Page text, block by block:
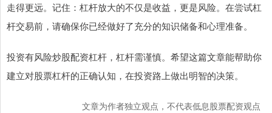
走得更远。记住：杠杆放大的不仅是收益，更是风险。在尝试杠
杆交易前，请确保你已经做好了充分的知识储备和心理准备。
投资有风险炒股配资杠杆，杠杆需谨慎。希望这篇文章能帮助你
建立对股票杠杆的正确认知，在投资路上做出明智的决策。
文章为作者独立观点，不代表低息股票配资观点